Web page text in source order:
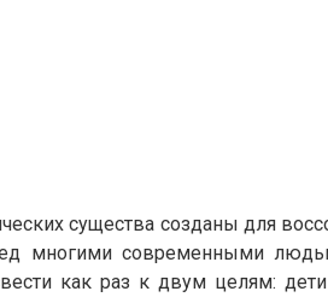
существа созданы для
многими современными
как раз к двум целям: дети